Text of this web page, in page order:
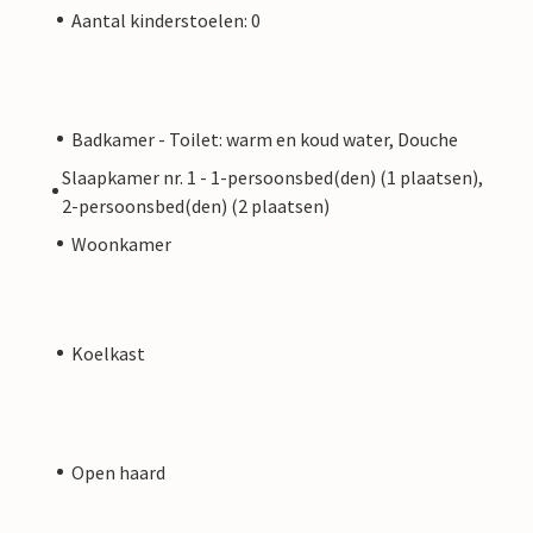
Aantal kinderstoelen: 0
Badkamer - Toilet: warm en koud water, Douche
Slaapkamer nr. 1 - 1-persoonsbed(den) (1 plaatsen),
2-persoonsbed(den) (2 plaatsen)
Woonkamer
Koelkast
Open haard